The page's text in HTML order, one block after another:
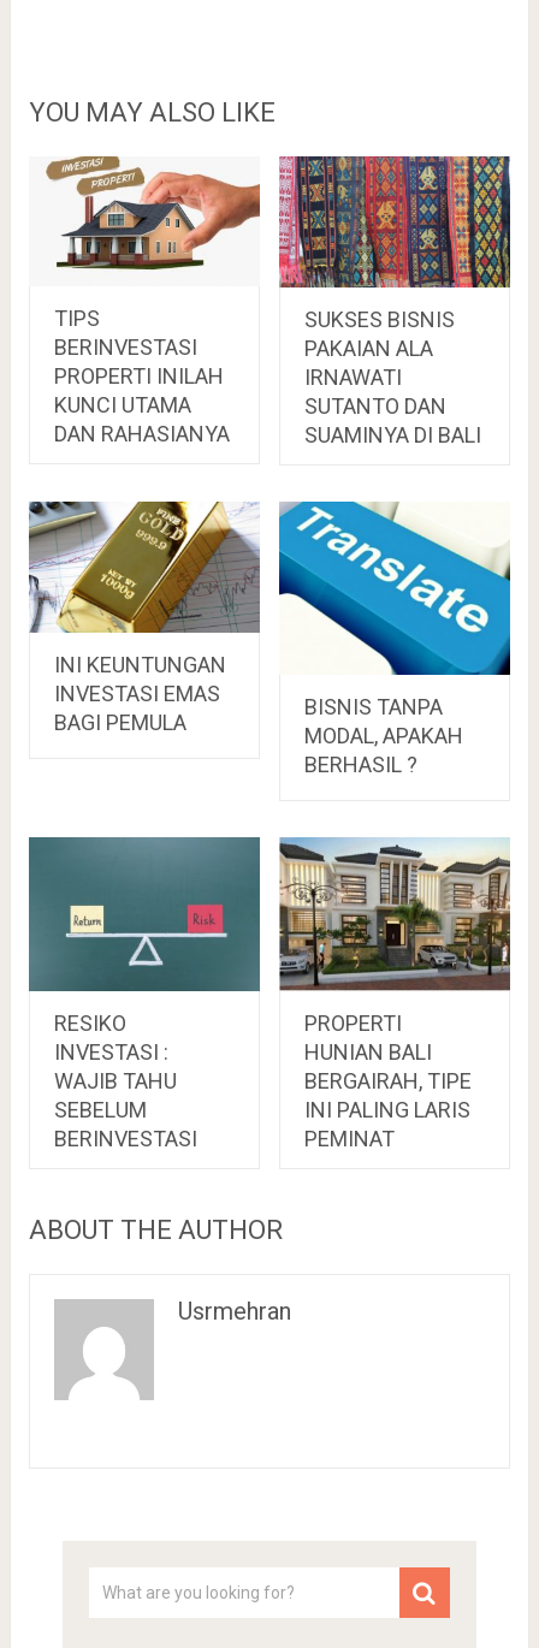
YOU MAY ALSO LIKE
TIPS
BERINVESTASI
PROPERTI INILAH
KUNCI UTAMA
DAN RAHASIANYA
SUKSES BISNIS
PAKAIAN ALA
IRNAWATI
SUTANTO DAN
SUAMINYA DI BALI
INI KEUNTUNGAN
INVESTASI EMAS
BAGI PEMULA
BISNIS TANPA
MODAL, APAKAH
BERHASIL ?
RESIKO
INVESTASI :
WAJIB TAHU
SEBELUM
BERINVESTASI
PROPERTI
HUNIAN BALI
BERGAIRAH, TIPE
INI PALING LARIS
PEMINAT
ABOUT THE AUTHOR
Usrmehran